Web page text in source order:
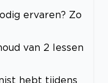
ervaren? Zo
van 2 lessen
hebt tijdens